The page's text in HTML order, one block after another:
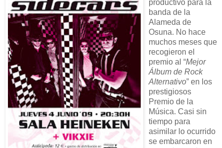
productivo para la
banda de la
Alameda de
Osuna. No hace
muchos meses que
recogieron el
premio al “Mejor
Álbum de Rock
Alternativo” en los
prestigiosos
Premio de la
Música. Casi sin
tiempo para
asimilar lo ocurrido
se embarcaron en